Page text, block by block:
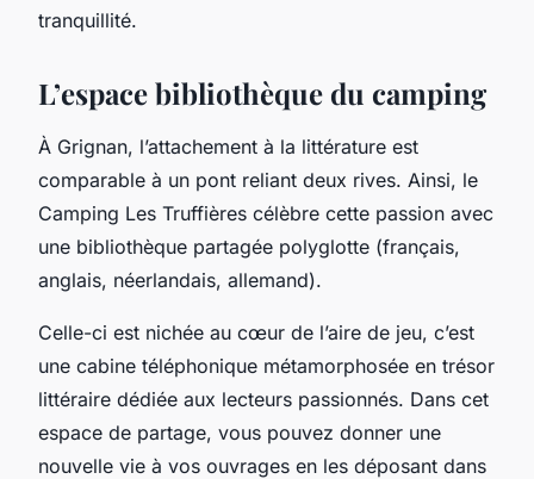
tranquillité.
L’espace bibliothèque du camping
À Grignan, l’attachement à la littérature est
comparable à un pont reliant deux rives. Ainsi, le
Camping Les Truffières célèbre cette passion avec
une bibliothèque partagée polyglotte (français,
anglais, néerlandais, allemand).
Celle-ci est nichée au cœur de l’aire de jeu, c’est
une cabine téléphonique métamorphosée en trésor
littéraire dédiée aux lecteurs passionnés. Dans cet
espace de partage, vous pouvez donner une
nouvelle vie à vos ouvrages en les déposant dans